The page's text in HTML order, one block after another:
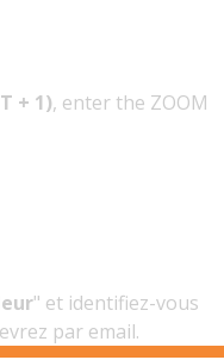
+ 1), enter the ZOOM
" et identifiez-vous
par email.